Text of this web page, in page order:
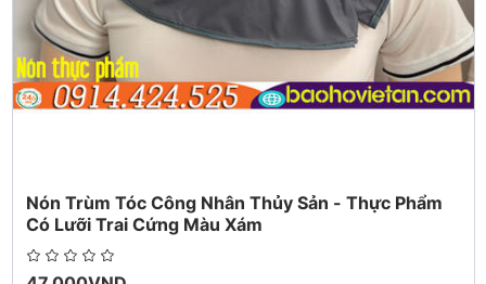
Đồng phục Việt An với dây chuyền sản xuất hiện đại cùng đội
ngũ công nhân lành nghề luôn mang những dòng sản phẩm
cao đạt chất lượng đến tay người tiêu dùng.Các sản phẩm
nón Thủy Sản Việt An được bán và sử dụng rộng rãi trên toàn
quốc
Nón Trùm Tóc Công Nhân Thủy Sản - Thực Phẩm
Có Lưỡi Trai Cứng Màu Xám